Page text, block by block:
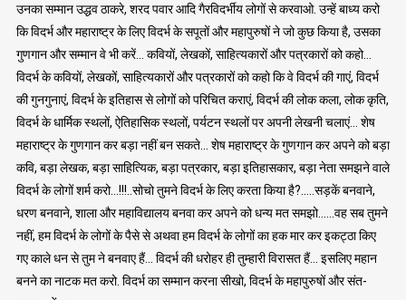
उनका सम्मान उद्धव ठाकरे, शरद पवार आदि गैरविदर्भीय लोगों से करवाओ. उन्हें बाध्य करो
कि विदर्भ और महाराष्ट्र के लिए विदर्भ के सपूतों और महापुरुषों ने जो कुछ किया है, उसका
गुणगान और सम्मान वे भी करें… कवियों, लेखकों, साहित्यकारों और पत्रकारों को कहो…
विदर्भ के कवियों, लेखकों, साहित्यकारों और पत्रकारों को कहो कि वे विदर्भ की गाएं, विदर्भ
की गुनगुनाएं, विदर्भ के इतिहास से लोगों को परिचित कराएं, विदर्भ की लोक कला, लोक कृति,
विदर्भ के धार्मिक स्थलों, ऐतिहासिक स्थलों, पर्यटन स्थलों पर अपनी लेखनी चलाएं… शेष
महाराष्ट्र के गुणगान कर बड़ा नहीं बन सकते… शेष महाराष्ट्र के गुणगान कर अपने को बड़ा
कवि, बड़ा लेखक, बड़ा साहित्यिक, बड़ा पत्रकार, बड़ा इतिहासकार, बड़ा नेता समझने वाले
विदर्भ के लोगों शर्म करो…!!!..सोचो तुमने विदर्भ के लिए करता किया है?…..सड़कें बनवाने,
धरण बनवाने, शाला और महाविद्यालय बनवा कर अपने को धन्य मत समझो……वह सब तुमने
नहीं, हम विदर्भ के लोगों के पैसे से अथवा हम विदर्भ के लोगों का हक मार कर इकट्ठा किए
गए काले धन से तुम ने बनवाए हैं… विदर्भ की धरोहर ही तुम्हारी विरासत हैं… इसलिए महान
बनने का नाटक मत करो. विदर्भ का सम्मान करना सीखो, विदर्भ के महापुरुषों और संत-